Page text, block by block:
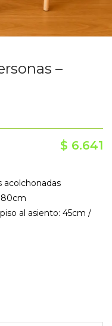
–
$ 6.641
acolchonadas
80cm
al asiento: 45cm /